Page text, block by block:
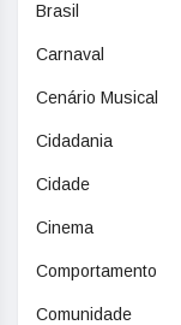
Brasil
Carnaval
Cenário Musical
Cidadania
Cidade
Cinema
Comportamento
Comunidade